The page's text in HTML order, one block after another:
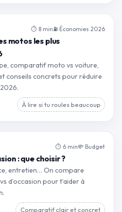
⏱ 8 min ⛽ Économies 2026
motos les plus
comparatif moto vs voiture,
conseils concrets pour réduire
À lire si tu roules beaucoup
⏱ 6 min💸 Budget
: que choisir ?
entretien… On compare
d’occasion pour t’aider à
Comparatif clair et concret